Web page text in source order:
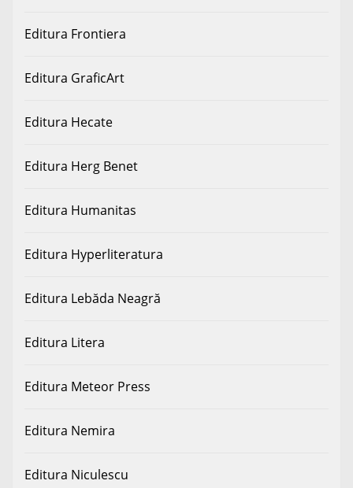
Editura Frontiera
Editura GraficArt
Editura Hecate
Editura Herg Benet
Editura Humanitas
Editura Hyperliteratura
Editura Lebăda Neagră
Editura Litera
Editura Meteor Press
Editura Nemira
Editura Niculescu